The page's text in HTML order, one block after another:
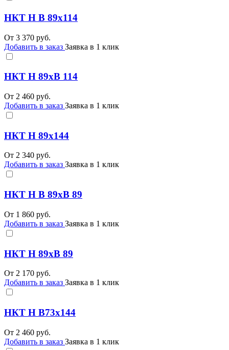
НКТ Н В 89х114
От 3 370 руб.
Добавить в заказ Заявка в 1 клик
НКТ Н 89хВ 114
От 2 460 руб.
Добавить в заказ Заявка в 1 клик
НКТ Н 89х144
От 2 340 руб.
Добавить в заказ Заявка в 1 клик
НКТ Н В 89хВ 89
От 1 860 руб.
Добавить в заказ Заявка в 1 клик
НКТ Н 89хВ 89
От 2 170 руб.
Добавить в заказ Заявка в 1 клик
НКТ Н В73х144
От 2 460 руб.
Добавить в заказ Заявка в 1 клик